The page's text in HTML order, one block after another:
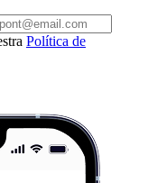
Política de